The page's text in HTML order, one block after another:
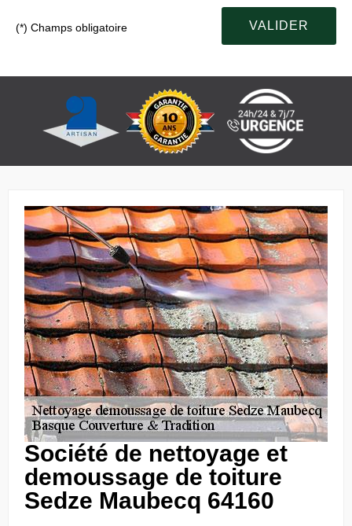
(*) Champs obligatoire
Société de nettoyage et
demoussage de toiture
Sedze Maubecq 64160